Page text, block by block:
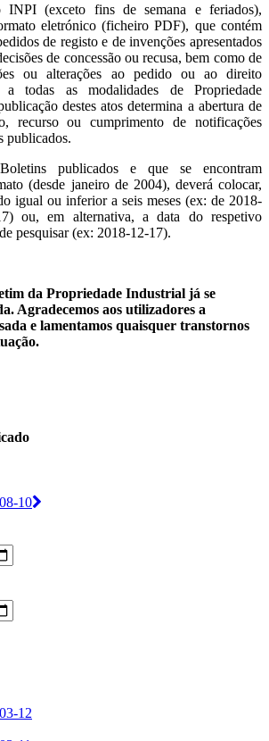
INPI (exceto fins de semana e feriados),
eletrónico (ficheiro PDF), que contém
de registo e de invenções apresentados
de concessão ou recusa, bem como de
ou alterações ao pedido ou ao direito
a todas as modalidades de Propriedade
destes atos determina a abertura de
recurso ou cumprimento de notificações
publicados.
publicados e que se encontram
(desde janeiro de 2004), deverá colocar,
igual ou inferior a seis meses (ex: de 2018-
ou, em alternativa, a data do respetivo
pesquisar (ex: 2018-12-17).
da Propriedade Industrial já se
Agradecemos aos utilizadores a
e lamentamos quaisquer transtornos
10
12